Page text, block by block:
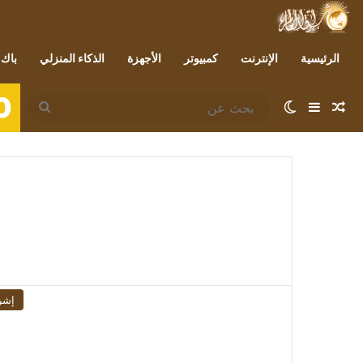
الرئيسية الإنترنت كمبيوتر الأجهزة الذكاء المنزلي
مقال عشوائي
إضافة عمود جانبي
الوضع المظلم
بحث
عن